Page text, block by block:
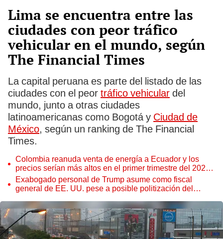
Lima se encuentra entre las
ciudades con peor tráfico
vehicular en el mundo, según
The Financial Times
La capital peruana es parte del listado de las
ciudades con el peor tráfico vehicular del
mundo, junto a otras ciudades
latinoamericanas como Bogotá y Ciudad de
México, según un ranking de The Financial
Times.
Colombia reanuda venta de energía a Ecuador y los
precios serían más altos en el primer trimestre del 2027,
según Cenace
Exabogado personal de Trump asume como fiscal
general de EE. UU. pese a posible politización del